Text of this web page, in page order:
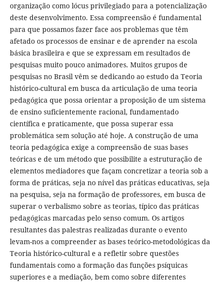
organização como lócus privilegiado para a potencialização
deste desenvolvimento. Essa compreensão é fundamental
para que possamos fazer face aos problemas que têm
afetado os processos de ensinar e de aprender na escola
básica brasileira e que se expressam em resultados de
pesquisas muito pouco animadores. Muitos grupos de
pesquisas no Brasil vêm se dedicando ao estudo da Teoria
histórico-cultural em busca da articulação de uma teoria
pedagógica que possa orientar a proposição de um sistema
de ensino suficientemente racional, fundamentado
científica e praticamente, que possa superar essa
problemática sem solução até hoje. A construção de uma
teoria pedagógica exige a compreensão de suas bases
teóricas e de um método que possibilite a estruturação de
elementos mediadores que façam concretizar a teoria sob a
forma de práticas, seja no nível das práticas educativas, seja
na pesquisa, seja na formação de professores, em busca de
superar o verbalismo sobre as teorias, típico das práticas
pedagógicas marcadas pelo senso comum. Os artigos
resultantes das palestras realizadas durante o evento
levam-nos a compreender as bases teórico-metodológicas da
Teoria histórico-cultural e a refletir sobre questões
fundamentais como a formação das funções psíquicas
superiores e a mediação, bem como sobre diferentes